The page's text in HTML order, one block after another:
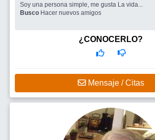
Soy una persona simple, me gusta La vida...
Busco Hacer nuevos amigos
¿CONOCERLO?
Mensaje / Citas